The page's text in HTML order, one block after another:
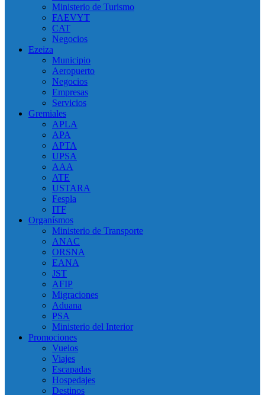
Ministerio de Turismo
FAEVYT
CAT
Negocios
Ezeiza
Municipio
Aeropuerto
Negocios
Empresas
Servicios
Gremiales
APLA
APA
APTA
UPSA
AAA
ATE
USTARA
Fespla
ITF
Organísmos
Ministerio de Transporte
ANAC
ORSNA
EANA
JST
AFIP
Migraciones
Aduana
PSA
Ministerio del Interior
Promociones
Vuelos
Viajes
Escapadas
Hospedajes
Destinos